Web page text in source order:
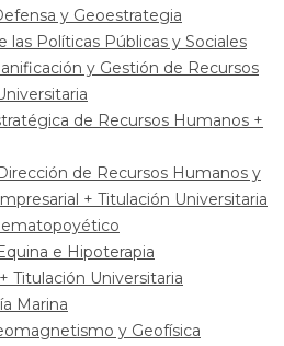
y Geoestrategia
las Políticas Públicas y Sociales
y Gestión de Recursos
de Recursos Humanos +
de Recursos Humanos y
+ Titulación Universitaria
e Hipoterapia
Titulación Universitaria
Marina
y Geofísica